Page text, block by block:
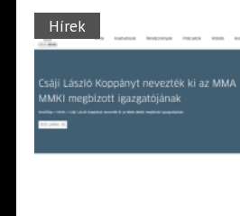
Hírek